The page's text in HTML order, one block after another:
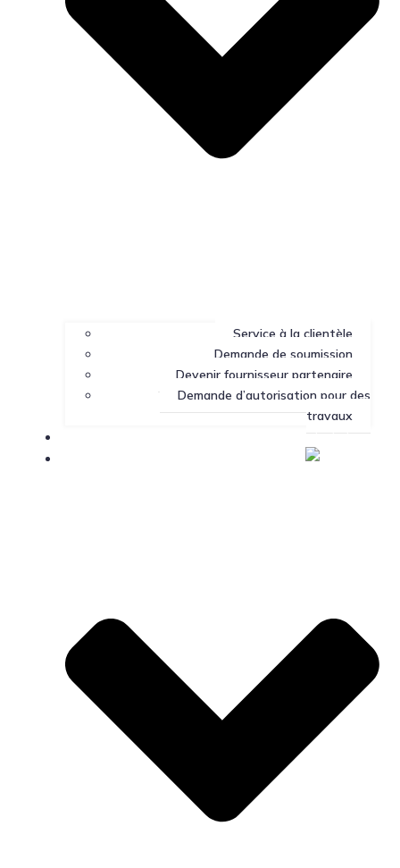
Service à la clientèle
Demande de soumission
Devenir fournisseur partenaire
Demande d’autorisation pour des
travaux
Portail client